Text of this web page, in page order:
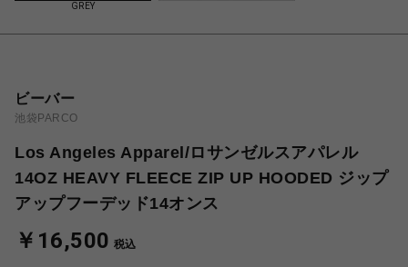
GREY
ビーバー
池袋PARCO
Los Angeles Apparel/ロサンゼルスアパレル
14OZ HEAVY FLEECE ZIP UP HOODED ジップ
アップフーデッド14オンス
￥16,500 税込